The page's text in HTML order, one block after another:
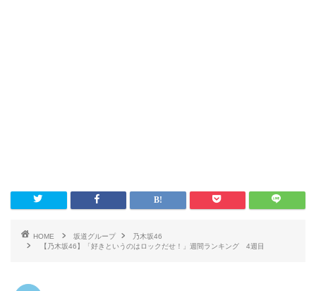
HOME 坂道グループ
乃木坂46
【乃木坂46】「好きというのはロックだせ！」週間ランキング 4週目